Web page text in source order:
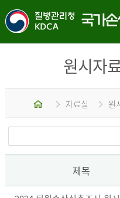
원시자
홈 자료실 원
제목